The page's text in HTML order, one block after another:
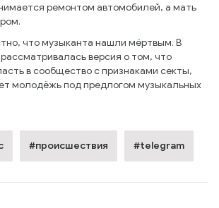
ремонтом автомобилей, а мать
что музыканта нашли мёртвым. В
версия о том, что
в сообщество с признаками секты,
молодёжь под предлогом музыкальных
#происшествия #telegram